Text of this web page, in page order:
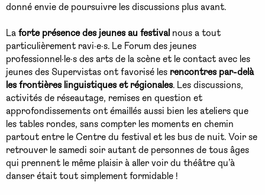
donné envie de poursuivre les discussions plus avant.
La forte présence des jeunes au festival nous a tout
particulièrement ravi·e·s. Le Forum des jeunes
professionnel·le·s des arts de la scène et le contact avec les
jeunes des Supervistas ont favorisé les rencontres par-delà
les frontières linguistiques et régionales. Les discussions,
activités de réseautage, remises en question et
approfondissements ont émaillés aussi bien les ateliers que
les tables rondes, sans compter les moments en chemin
partout entre le Centre du festival et les bus de nuit. Voir se
retrouver le samedi soir autant de personnes de tous âges
qui prennent le même plaisir à aller voir du théâtre qu’à
danser était tout simplement formidable !